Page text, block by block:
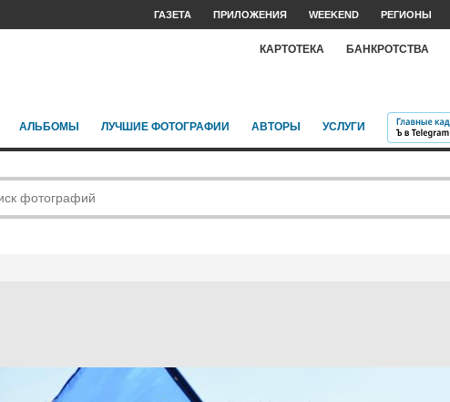
ГАЗЕТА ПРИЛОЖЕНИЯ WEEKEND РЕГИОНЫ
КАРТОТЕКА БАНКРОТСТВА
АЛЬБОМЫ ЛУЧШИЕ ФОТОГРАФИИ АВТОРЫ УСЛУГИ